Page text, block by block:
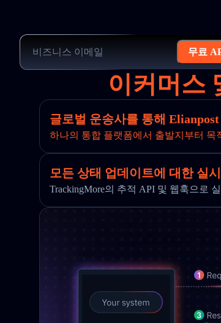
무료
이커머스
글로벌 운송사를 통해
하나의 통합 플랫폼에서 출발지부터
모든 상태 업데이트에 대한 실
TrackingMore의 추적 API 및 웹훅으로